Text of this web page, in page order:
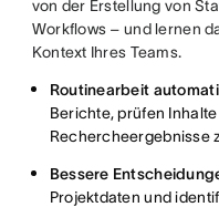
von der Erstellung von
Workflows – und lernen
Kontext Ihres Teams.
Routinearbeit
Berichte, prüfen
Rechercheergebnisse
Bessere
Projektdaten und